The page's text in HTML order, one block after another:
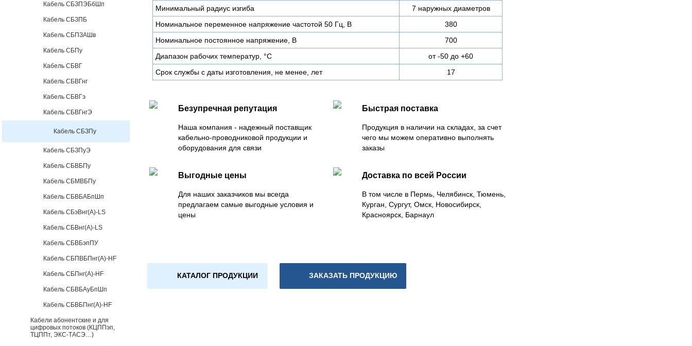
Кабель СБЗПЭБбШп
Кабель СБЗПБ
Кабель СБПЗАШв
Кабель СБПу
Кабель СБВГ
Кабель СБВГнг
Кабель СБВГэ
Кабель СБВГнгЭ
Кабель СБЗПу
Кабель СБЗПуЭ
Кабель СБВБПу
Кабель СБМВБПу
Кабель СБВБАБпШп
Кабель СБэВнг(А)-LS
Кабель СБВнг(А)-LS
Кабель СБВБэпПУ
Кабель СБПВБПнг(А)-HF
Кабель СБПнг(А)-HF
Кабель СБВБАуБпШп
Кабель СБВБПнг(А)-HF
Кабели абонентские и для
цифровых потоков (КЦППэп,
ТЦППт, ЭКС-ТАСЭ…)
Минимальный радиус изгиба
7 наружных диаметров
Номинальное переменное напряжение частотой 50 Гц, В
380
Номинальное постоянное напряжение, В
700
Диапазон рабочих температур, °C
от -50 до +60
Срок службы с даты изготовления, не менее, лет
17
Безупречная репутация
Наша компания - надежный поставщик
кабельно-проводниковой продукции и
оборудования для связи
Быстрая поставка
Продукция в наличии на складах, за счет
чего мы можем оперативно выполнять
заказы
Выгодные цены
Для наших заказчиков мы всегда
предлагаем самые выгодные условия и
цены
Доставка по всей России
В том числе в Пермь, Челябинск, Тюмень,
Курган, Сургут, Омск, Новосибирск,
Красноярск, Барнаул
КАТАЛОГ ПРОДУКЦИИ ЗАКАЗАТЬ ПРОДУКЦИЮ